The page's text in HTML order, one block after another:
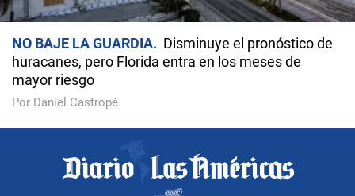
NO BAJE LA GUARDIA
Disminuye el pronóstico de
huracanes, pero Florida entra en los meses de
mayor riesgo
Por Daniel Castropé